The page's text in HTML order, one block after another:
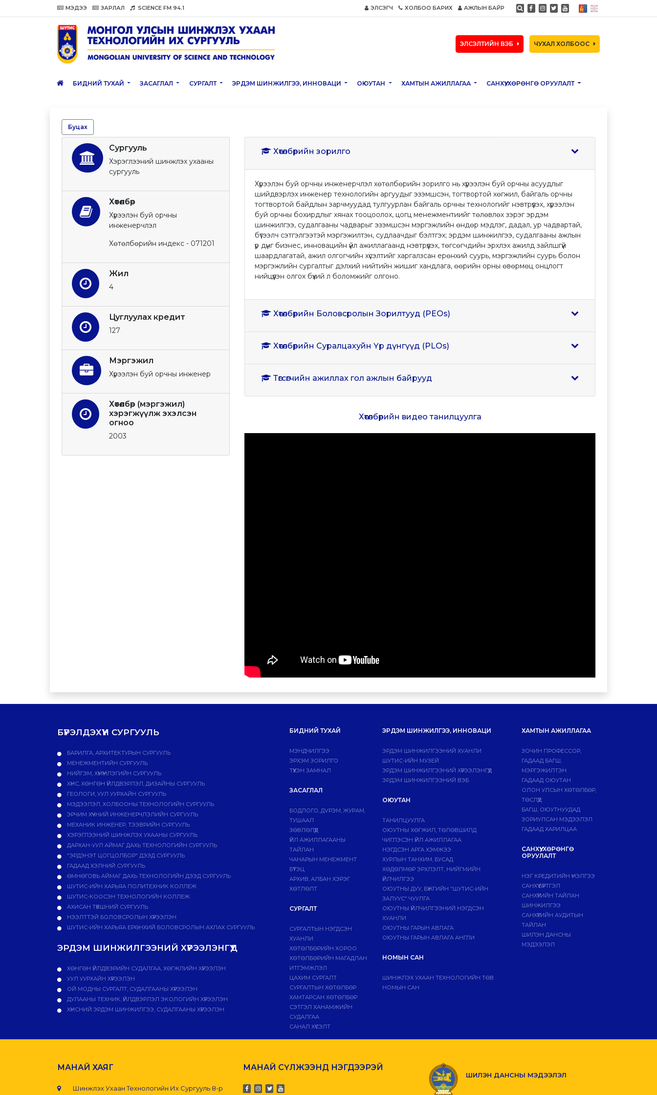
МЭДЭЭ ЗАРЛАЛ SCIENCE FM 94.1 ЭЛСЭГЧ ХОЛБОО БАРИХ АЖЛЫН БАЙР
ЭЛСЭЛТИЙН ВЭБ ЧУХАЛ ХОЛБООС
БИДНИЙ ТУХАЙ ЗАСАГЛАЛ СУРГАЛТ ЭРДЭМ ШИНЖИЛГЭЭ, ИННОВАЦИ ОЮУТАН ХАМТЫН АЖИЛЛАГАА САНХҮҮ, ХӨРӨНГӨ ОРУУЛАЛТ
Буцах
Сургууль
Хэрэглээний шинжлэх ухааны
сургууль
Хөтөлбөр
Хүрээлэн буй орчны
инженерчлэл
Хөтөлбөрийн индекс - 071201
Жил
4
Цуглуулах кредит
127
Мэргэжил
Хүрээлэн буй орчны инженер
Хөтөлбөр (мэргэжил)
хэрэгжүүлж эхэлсэн
огноо
2003
Хөтөлбөрийн зорилго
Хүрээлэн буй орчны инженерчлэл хөтөлбөрийн зорилго нь хүрээлэн буй орчны асуудлыг
шийдвэрлэх инженер технологийн аргуудыг эзэмшсэн, тогтвортой хөгжил, байгаль орчны
тогтвортой байдлын зарчмуудад тулгуурлан байгаль орчны технологийг нэвтрүүлэх, хүрээлэн
буй орчны бохирдлыг хянах тооцоолох, цогц менежментиийг төлөвлөх зэрэг эрдэм
шинжилгээ, судалгааны чадварыг эзэмшсэн мэргэжлийн өндөр мэдлэг, дадал, ур чадвартай,
бүтээлч сэтгэлгээтэй мэргэжилтэн, судлаачдыг бэлтгэх; эрдэм шинжилгээ, судалгааны ажлын
үр дүнг бизнес, инновацийн үйл ажиллагаанд нэвтрүүлэх, төгсөгчдийн эрхлэх ажилд зайлшгүй
шаардлагатай, ажил олгогчийн хүсэлтийг харгалзсан ерөнхий суурь, мэргэжлийн суурь болон
мэргэжлийн сургалтыг дэлхий нийтийн жишиг хандлага, өөрийн орны өвөрмөц онцлогт
нийцүүлэн олгох бүхий л боломжийг олгоно.
Хөтөлбөрийн Боловсролын Зорилтууд (PEOs)
Хөтөлбөрийн Суралцахуйн Үр дүнгүүд (PLOs)
Төгсөгчийн ажиллах гол ажлын байрууд
Хөтөлбөрийн видео танилцуулга
БҮРЭЛДЭХҮҮН СУРГУУЛЬ
БАРИЛГА, АРХИТЕКТУРЫН СУРГУУЛЬ
МЕНЕЖМЕНТИЙН СУРГУУЛЬ
НИЙГЭМ, ХҮМҮҮНЛЭГИЙН СУРГУУЛЬ
ХҮНС, ХӨНГӨН ҮЙЛДВЭРЛЭЛ, ДИЗАЙНЫ СУРГУУЛЬ
ГЕОЛОГИ, УУЛ УУРХАЙН СУРГУУЛЬ
МЭДЭЭЛЭЛ, ХОЛБООНЫ ТЕХНОЛОГИЙН СУРГУУЛЬ
ЭРЧИМ ХҮЧНИЙ ИНЖЕНЕРЧЛЭЛИЙН СУРГУУЛЬ
МЕХАНИК ИНЖЕНЕР, ТЭЭВРИЙН СУРГУУЛЬ
ХЭРЭГЛЭЭНИЙ ШИНЖЛЭХ УХААНЫ СУРГУУЛЬ
ДАРХАН-УУЛ АЙМАГ ДАХЬ ТЕХНОЛОГИЙН СУРГУУЛЬ
"ЭРДЭНЭТ ЦОГЦОЛБОР" ДЭЭД СУРГУУЛЬ
ГАДААД ХЭЛНИЙ СУРГУУЛЬ
ӨМНӨГОВЬ АЙМАГ ДАХЬ ТЕХНОЛОГИЙН ДЭЭД СУРГУУЛЬ
ШУТИС-ИЙН ХАРЬЯА ПОЛИТЕХНИК КОЛЛЕЖ
ШУТИС-КООСЭН ТЕХНОЛОГИЙН КОЛЛЕЖ
АХИСАН ТҮВШНИЙ СУРГУУЛЬ
НЭЭЛТТЭЙ БОЛОВСРОЛЫН ХҮРЭЭЛЭН
ШУТИС-ИЙН ХАРЬЯА ЕРӨНХИЙ БОЛОВСРОЛЫН АХЛАХ СУРГУУЛЬ
ЭРДЭМ ШИНЖИЛГЭЭНИЙ ХҮРЭЭЛЭНГҮҮД
ХӨНГӨН ҮЙЛДВЭРИЙН СУДАЛГАА, ХӨГЖЛИЙН ХҮРЭЭЛЭН
УУЛ УУРХАЙН ХҮРЭЭЛЭН
ОЙ МОДНЫ СУРГАЛТ, СУДАЛГААНЫ ХҮРЭЭЛЭН
ДУЛААНЫ ТЕХНИК, ҮЙЛДВЭРЛЭЛ ЭКОЛОГИЙН ХҮРЭЭЛЭН
ХҮНСНИЙ ЭРДЭМ ШИНЖИЛГЭЭ, СУДАЛГААНЫ ХҮРЭЭЛЭН
БИДНИЙ ТУХАЙ
МЭНДЧИЛГЭЭ
ЭРХЭМ ЗОРИЛГО
ТҮҮХЭН ЗАМНАЛ
ЗАСАГЛАЛ
БОДЛОГО, ДVРЭМ, ЖУРАМ,
ТУШААЛ
ЗӨВЛӨЛҮҮД
ҮЙЛ АЖИЛЛАГААНЫ
ТАЙЛАН
ЧАНАРЫН МЕНЕЖМЕНТ
БҮТЭЦ
АРХИВ, АЛБАН ХЭРЭГ
ХӨТЛӨЛТ
СУРГАЛТ
СУРГАЛТЫН НЭГДСЭН
ХУАНЛИ
ХӨТӨЛБӨРИЙН ХОРОО
ХӨТӨЛБӨРИЙН МАГАДЛАН
ИТГЭМЖЛЭЛ
ЦАХИМ СУРГАЛТ
СУРГАЛТЫН ХӨТӨЛБӨР
ХАМТАРСАН ХӨТӨЛБӨР
СЭТГЭЛ ХАНАМЖИЙН
СУДАЛГАА
САНАЛ ХҮСЭЛТ
ЭРДЭМ ШИНЖИЛГЭЭ, ИННОВАЦИ
ЭРДЭМ ШИНЖИЛГЭЭНИЙ ХУАНЛИ
ШУТИС-ИЙН МУЗЕЙ
ЭРДЭМ ШИНЖИЛГЭЭНИЙ ХҮРЭЭЛЭНГҮҮД
ЭРДЭМ ШИНЖИЛГЭЭНИЙ ВЭБ
ОЮУТАН
ТАНИЛЦУУЛГА
ОЮУТНЫ ХӨГЖИЛ, ТӨЛӨВШИЛД
ЧИГЛЭСЭН ҮЙЛ АЖИЛЛАГАА
НЭГДСЭН АРГА ХЭМЖЭЭ
ХУРЛЫН ТАНХИМ, БУСАД
ХӨДӨЛМӨР ЭРХЛЭЛТ, НИЙГМИЙН
ҮЙЛЧИЛГЭЭ
ОЮУТНЫ ДУУ, БҮЖГИЙН "ШУТИС-ИЙН
ЗАЛУУС" ЧУУЛГА
ОЮУТНЫ ҮЙЛЧИЛГЭЭНИЙ НЭГДСЭН
ХУАНЛИ
ОЮУТНЫ ГАРЫН АВЛАГА
ОЮУТНЫ ГАРЫН АВЛАГА АНГЛИ
НОМЫН САН
ШИНЖЛЭХ УХААН ТЕХНОЛОГИЙН ТӨВ
НОМЫН САН
ХАМТЫН АЖИЛЛАГАА
ЗОЧИН ПРОФЕССОР,
ГАДААД БАГШ,
МЭРГЭЖИЛТЭН
ГАДААД ОЮУТАН
ОЛОН УЛСЫН ХӨТӨЛБӨР,
ТӨСЛҮҮД
БАГШ, ОЮУТНУУДАД
ЗОРИУЛСАН МЭДЭЭЛЭЛ
ГАДААД ХАРИЛЦАА
САНХҮҮ, ХӨРӨНГӨ
ОРУУЛАЛТ
НЭГ КРЕДИТИЙН ҮНЭЛГЭЭ
САНХҮҮ БҮРТГЭЛ
САНХҮҮГИЙН ТАЙЛАН
ШИНЖИЛГЭЭ
САНХҮҮГИЙН АУДИТЫН
ТАЙЛАН
ШИЛЭН ДАНСНЫ
МЭДЭЭЛЭЛ
МАНАЙ ХАЯГ
Шинжлэх Ухаан Технологийн Их Сургууль 8-р
МАНАЙ СҮЛЖЭЭНД НЭГДЭЭРЭЙ
ШИЛЭН ДАНСНЫ МЭДЭЭЛЭЛ